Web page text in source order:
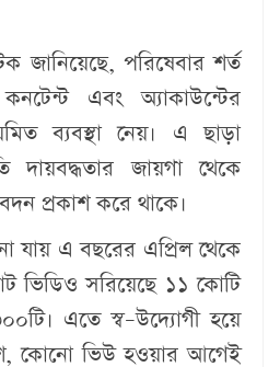
জানিয়েছে, পরিষেবার শর্ত
এবং অ্যাকাউন্টের
ব্যবস্থা নেয়। এ ছাড়া
দায়বদ্ধতার জায়গা থেকে
প্রকাশ করে থাকে।
যায় এ বছরের এপ্রিল থেকে
ভিডিও সরিয়েছে ১১ কোটি
এতে স্ব–উদ্যোগী হয়ে
কোনো ভিউ হওয়ার আগেই